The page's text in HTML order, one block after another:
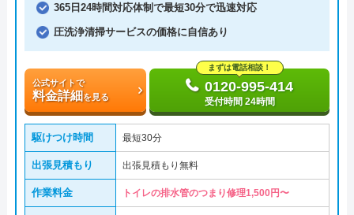
365日24時間対応体制で最短30分で迅速対応
圧洗浄清掃サービスの価格に自信あり
公式サイトで
料金詳細を見る
まずは電話相談！
0120-995-414
受付時間 24時間
駆けつけ時間 最短30分
出張見積もり 出張見積もり無料
作業料金 トイレの排水管のつまり修理1,500円〜